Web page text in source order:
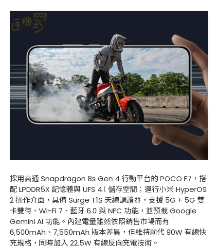
採用高通 Snapdragon 8s Gen 4 行動平台的 POCO F7，搭
配 LPDDR5X 記憶體與 UFS 4.1 儲存空間；運行小米 HyperOS
2 操作介面，具備 Surge T1S 天線調諧器，支援 5G + 5G 雙
卡雙待、Wi-Fi 7、藍牙 6.0 與 NFC 功能，並預載 Google
Gemini AI 功能。內建電量雖然依照銷售市場而有
6,500mAh、7,550mAh 版本差異，但維持前代 90W 有線快
充規格，同時加入 22.5W 有線反向充電技術。